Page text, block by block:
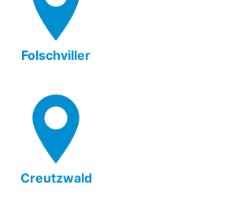
Folschviller
Creutzwald